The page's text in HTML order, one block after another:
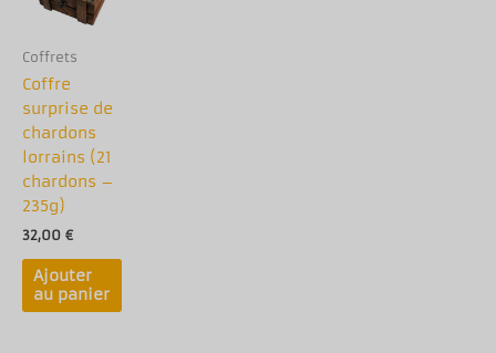
Coffrets
Coffre
surprise de
chardons
lorrains (21
chardons –
235g)
32,00 €
Ajouter
au panier